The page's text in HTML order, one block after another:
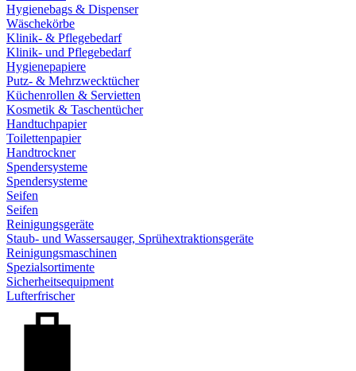
Hygienebags & Dispenser
Wäschekörbe
Klinik- & Pflegebedarf
Klinik- und Pflegebedarf
Hygienepapiere
Putz- & Mehrzwecktücher
Küchenrollen & Servietten
Kosmetik & Taschentücher
Handtuchpapier
Toilettenpapier
Handtrockner
Spendersysteme
Spendersysteme
Seifen
Seifen
Reinigungsgeräte
Staub- und Wassersauger, Sprühextraktionsgeräte
Reinigungsmaschinen
Spezialsortimente
Sicherheitsequipment
Lufterfrischer